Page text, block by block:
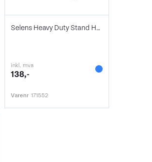
Selens Heavy Duty Stand Hanger
inkl. mva
138,-
Varenr 171552